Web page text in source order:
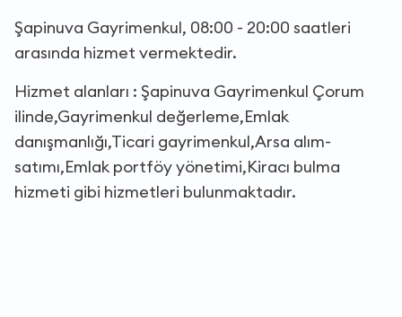
Şapinuva Gayrimenkul, 08:00 - 20:00 saatleri
arasında hizmet vermektedir.
Hizmet alanları : Şapinuva Gayrimenkul Çorum
ilinde,Gayrimenkul değerleme,Emlak
danışmanlığı,Ticari gayrimenkul,Arsa alım-
satımı,Emlak portföy yönetimi,Kiracı bulma
hizmeti gibi hizmetleri bulunmaktadır.